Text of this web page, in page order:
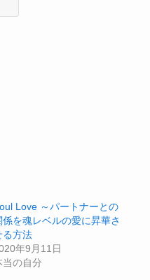
Love ～パートナーとの
係を魂レベルの愛に昇華さ
る方法
年9月11日
当の自分